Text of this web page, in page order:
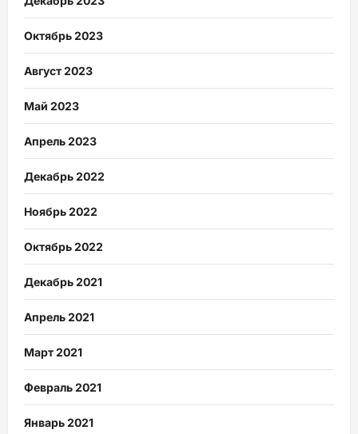
Октябрь 2023
Август 2023
Май 2023
Апрель 2023
Декабрь 2022
Ноябрь 2022
Октябрь 2022
Декабрь 2021
Апрель 2021
Март 2021
Февраль 2021
Январь 2021